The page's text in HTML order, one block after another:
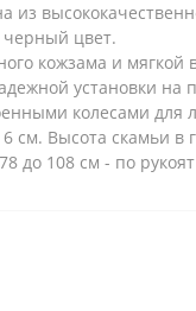
из
черный цвет.
кожзама и мягкой
установки на
колесами
см. Высота скамьи
до 108 см - по